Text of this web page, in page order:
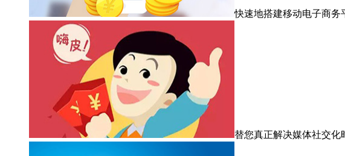
快速地搭建移动电子商务
替您真正解决媒体社交化